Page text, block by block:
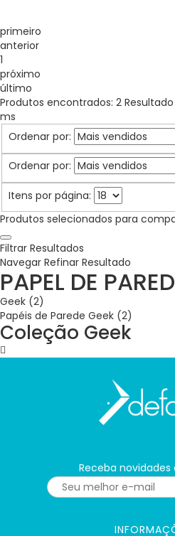
primeiro
anterior
1
próximo
último
Produtos encontrados: 2
ms
Ordenar por:
Ordenar por:
Itens por página:
Produtos selecionados para
Filtrar Resultados
Navegar Refinar Resultado
PAPEL DE
Geek (2)
Papéis de Parede Geek (2)
Coleção Geek
Receba